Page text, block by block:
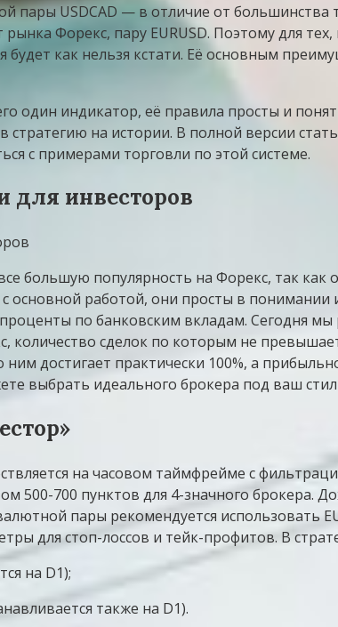
пары USDCAD — в отличие от
Форекс, пару EURUSD. Поэтому для
будет как нельзя кстати. Её основным
один индикатор, её правила просты и
на истории. В полной версии
с примерами торговли по этой системе.
для инвесторов
большую популярность на Форекс, так
работой, они просты в понимании
по банковским вкладам. Сегодня
количество сделок по которым не
достигает практически 100%, а
выбрать идеального брокера под ваш
на часовом таймфрейме с
500-700 пунктов для 4-значного брокера.
пары рекомендуется
для стоп-лоссов и тейк-профитов. В
на D1);
также на D1).